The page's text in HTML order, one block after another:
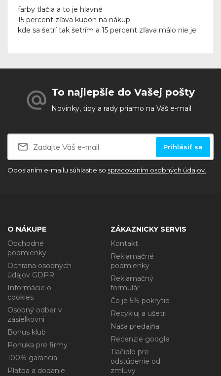
farby tlačia a to je hlavné
15 percent zľava kupón na nákup
kde sa šetrí tak šetrím a 15 percent zľava málo nie je
To najlepšie do Vašej pošty
Novinky, tipy a rady priamo na Váš e-mail
Prihlásiť sa
Odoslaním e-mailu súhlasíte so spracovaním osobných údajov.
O NÁKUPE
Obchodné
podmienky
Ochrana osobných
údajov GDPR
Informácie o
cookies
Osobný odber v
zásielkovni
Bonus klub
Ponuka pre firmy
100% garancia
Platba a dodanie
ZÁKAZNICKY SERVIS
Kontakt
Reklamačné
podmienky
Reklamačný
formulár
Čo je 5% pokrytie
Recykluj a ušetri
Naša predajňa
Recenzie google
Tlačidlo pre
odstúpenie od
zmluvy